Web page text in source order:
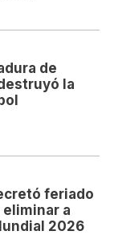
de
la
feriado
eliminar a
2026